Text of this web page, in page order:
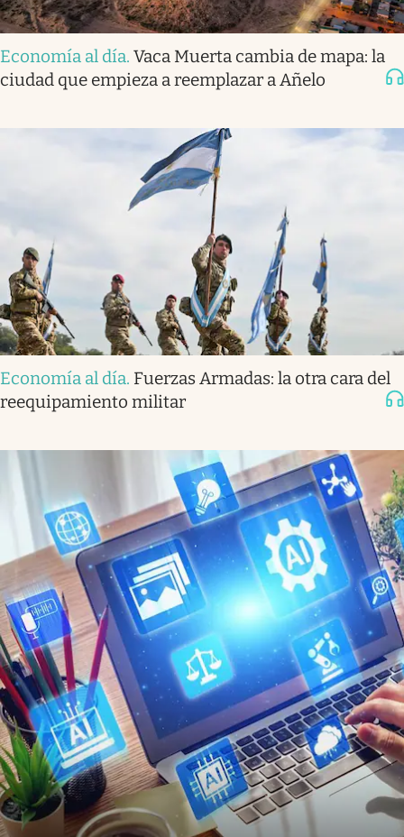
Economía al día. Vaca Muerta cambia de mapa: la
ciudad que empieza a reemplazar a Añelo
Economía al día. Fuerzas Armadas: la otra cara del
reequipamiento militar